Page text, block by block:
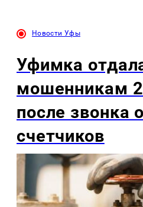
Новости Уфы
Уфимка
мошенникам
после звонка
счетчиков